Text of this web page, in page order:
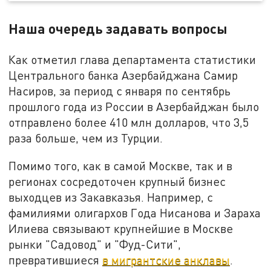
Наша очередь задавать вопросы
Как отметил глава департамента статистики
Центрального банка Азербайджана Самир
Насиров, за период с января по сентябрь
прошлого года из России в Азербайджан было
отправлено более 410 млн долларов, что 3,5
раза больше, чем из Турции.
Помимо того, как в самой Москве, так и в
регионах сосредоточен крупный бизнес
выходцев из Закавказья. Например, с
фамилиями олигархов Года Нисанова и Зараха
Илиева связывают крупнейшие в Москве
рынки "Садовод" и "Фуд-Сити",
превратившиеся в мигрантские анклавы.